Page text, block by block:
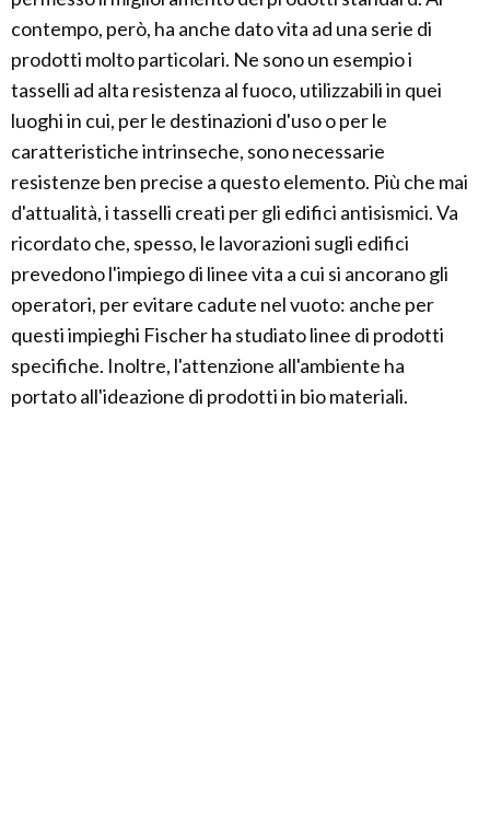
contempo, però, ha anche dato vita ad una serie di
prodotti molto particolari. Ne sono un esempio i
tasselli ad alta resistenza al fuoco, utilizzabili in quei
luoghi in cui, per le destinazioni d'uso o per le
caratteristiche intrinseche, sono necessarie
resistenze ben precise a questo elemento. Più che mai
d'attualità, i tasselli creati per gli edifici antisismici. Va
ricordato che, spesso, le lavorazioni sugli edifici
prevedono l'impiego di linee vita a cui si ancorano gli
operatori, per evitare cadute nel vuoto: anche per
questi impieghi Fischer ha studiato linee di prodotti
specifiche. Inoltre, l'attenzione all'ambiente ha
portato all'ideazione di prodotti in bio materiali.